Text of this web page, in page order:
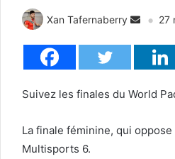
Xan Tafernaberry 27
Suivez les finales du World
La finale féminine, qui
Multisports 6.